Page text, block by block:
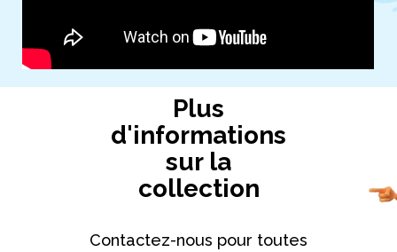
Plus
d'informations
sur la
collection
Contactez-nous pour toutes